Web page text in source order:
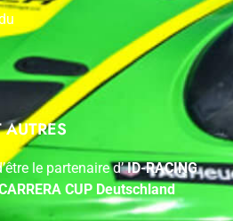
le partenaire d’ID-RACING
CUP Deutschland